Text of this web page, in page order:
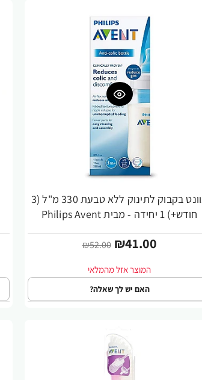
-21%
אוונט בקבוק לתינוק ללא טבעת 330 מ"ל (3
חודש+) 1 יחידה - מבית Philips Avent
₪41.00
₪52.00
האם יש לך שאלה?